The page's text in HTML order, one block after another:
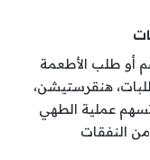
أو طلب الأطعمة
هنقرستيشن،
عملية الطهي
في توفير ما لا يقل عن 75% من النفقات